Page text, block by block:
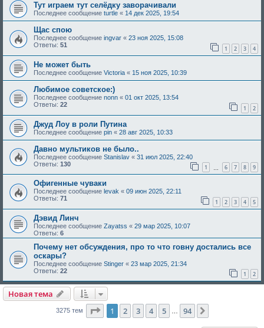
Тут играем тут селёдку заворачивали
Последнее сообщение turtle « 14 дек 2025, 19:54
Щас спою
Последнее сообщение ingvar « 23 ноя 2025, 15:08
Ответы: 51 1 2 3 4
Не может быть
Последнее сообщение Victoria « 15 ноя 2025, 10:39
Любимое советское:)
Последнее сообщение nonn « 01 окт 2025, 13:54
Ответы: 22 1 2
Джуд Лоу в роли Путина
Последнее сообщение pin « 28 авг 2025, 10:33
Давно мультиков не было..
Последнее сообщение Stanislav « 31 июл 2025, 22:40
Ответы: 130 1 6 7 8 9
Офигенные чуваки
Последнее сообщение levak « 09 июн 2025, 22:11
Ответы: 71 1 2 3 4 5
Дэвид Линч
Последнее сообщение Zayatss « 29 мар 2025, 10:07
Ответы: 6
Почему нет обсуждения, про то что говну достались все
оскары?
Последнее сообщение Stinger « 23 мар 2025, 21:34
Ответы: 22 1 2
Новая тема
3275 тем Страница из 94
1 2 3 4 5 … 94